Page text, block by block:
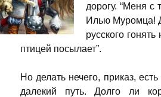
дорогу. “Меня
Илью Муромца!
русского
птицей посылает”.
Но делать нечего, приказ,
далекий путь. Долго ли